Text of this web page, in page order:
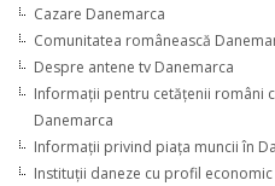
Cazare Danemarca
Comunitatea românească
Despre antene tv Danemarca
Informaţii pentru cetăţenii români
Danemarca
Informaţii privind piaţa muncii în
Instituţii daneze cu profil